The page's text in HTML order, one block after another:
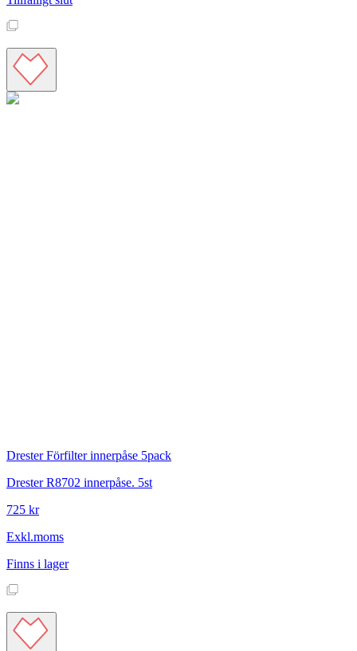
Drester Förfilter innerpåse 5pack
Drester R8702 innerpåse. 5st
725 kr
Exkl.moms
Finns i lager